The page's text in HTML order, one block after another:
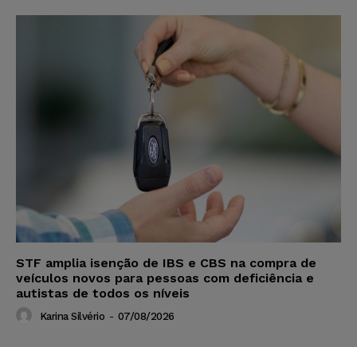
STF amplia isenção de IBS e CBS na compra de
veículos novos para pessoas com deficiência e
autistas de todos os níveis
Karina Silvério - 07/08/2026